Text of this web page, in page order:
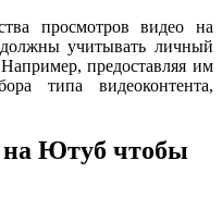
просмотров видео на
учитывать личный
предоставляя им
типа видеоконтента,
на Ютуб чтобы